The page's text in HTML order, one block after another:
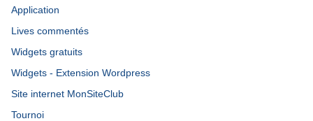
Application
Lives commentés
Widgets gratuits
Widgets - Extension Wordpress
Site internet MonSiteClub
Tournoi